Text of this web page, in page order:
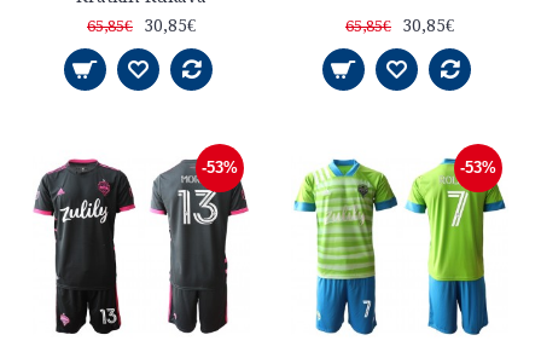
65,85€ 30,85€ 65,85€ 30,85€
-53% -53%